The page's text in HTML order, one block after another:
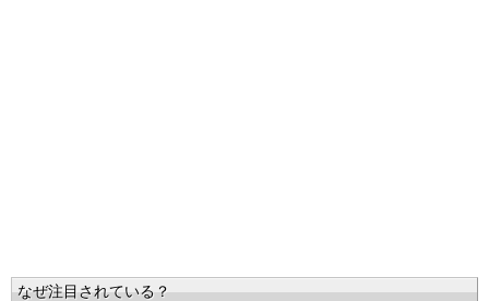
なぜ注目されている？